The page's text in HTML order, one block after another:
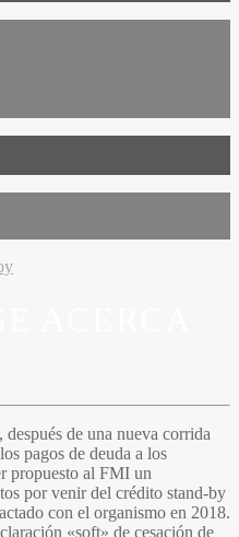
de una nueva corrida
pagos de deuda a los
propuesto al FMI un
por venir del crédito stand-by
con el organismo en 2018.
«soft» de cesación de